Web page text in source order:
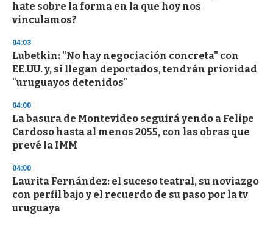
hate sobre la forma en la que hoy nos
vinculamos?
04:03
Lubetkin: "No hay negociación concreta" con
EE.UU. y, si llegan deportados, tendrán prioridad
"uruguayos detenidos"
04:00
La basura de Montevideo seguirá yendo a Felipe
Cardoso hasta al menos 2055, con las obras que
prevé la IMM
04:00
Laurita Fernández: el suceso teatral, su noviazgo
con perfil bajo y el recuerdo de su paso por la tv
uruguaya